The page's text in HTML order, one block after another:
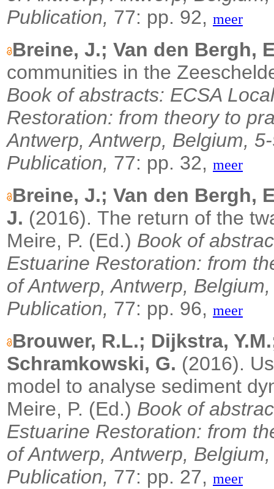
Publication, 77: pp. 92, meer
Breine, J.; Van den Bergh,
communities in the
Book of abstracts: ECSA
Restoration: from theory to
Antwerp, Antwerp, Belgium,
Publication, 77: pp. 32, meer
Breine, J.; Van den Bergh,
J. (2016). The return of the
Meire, P. (Ed.) Book of
Estuarine Restoration: from
of Antwerp, Antwerp,
Publication, 77: pp. 96, meer
Brouwer, R.L.; Dijkstra,
Schramkowski, G. (2016).
model to analyse sediment
Meire, P. (Ed.) Book of
Estuarine Restoration: from
of Antwerp, Antwerp,
Publication, 77: pp. 27, meer